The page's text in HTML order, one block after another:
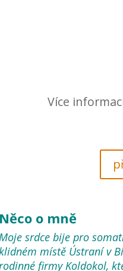
Více
Něco o mně
Moje srdce bije pro
místě Ústraní v
firmy Koldokol,